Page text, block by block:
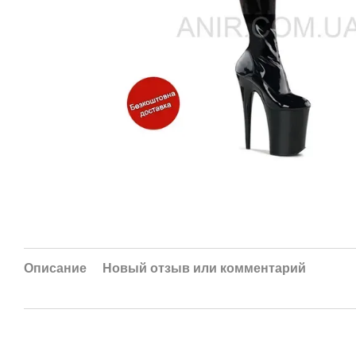
Описание Новый отзыв или комментарий